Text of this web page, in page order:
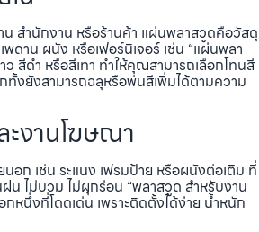
สำนักงาน หรือร้านค้า แผ่นพลาสวูดคือวัสดุ
ดาน ผนัง หรือเฟอร์นิเจอร์ เช่น “แผ่นพลา
สีดำ หรือสีเทา ทำให้คุณสามารถเลือกโทนสี
ทั้งยังสามารถฉลุหรือพ่นสีเพิ่มได้ตามความ
งานโฆษณา
อก เช่น ระแนง เฟรมป้าย หรือผนังต่อเติม ที่
ไม่บวม ไม่ผุกร่อน “พลาสวูด สำหรับงาน
หนึ่งที่โดดเด่น เพราะติดตั้งได้ง่าย น้ำหนัก